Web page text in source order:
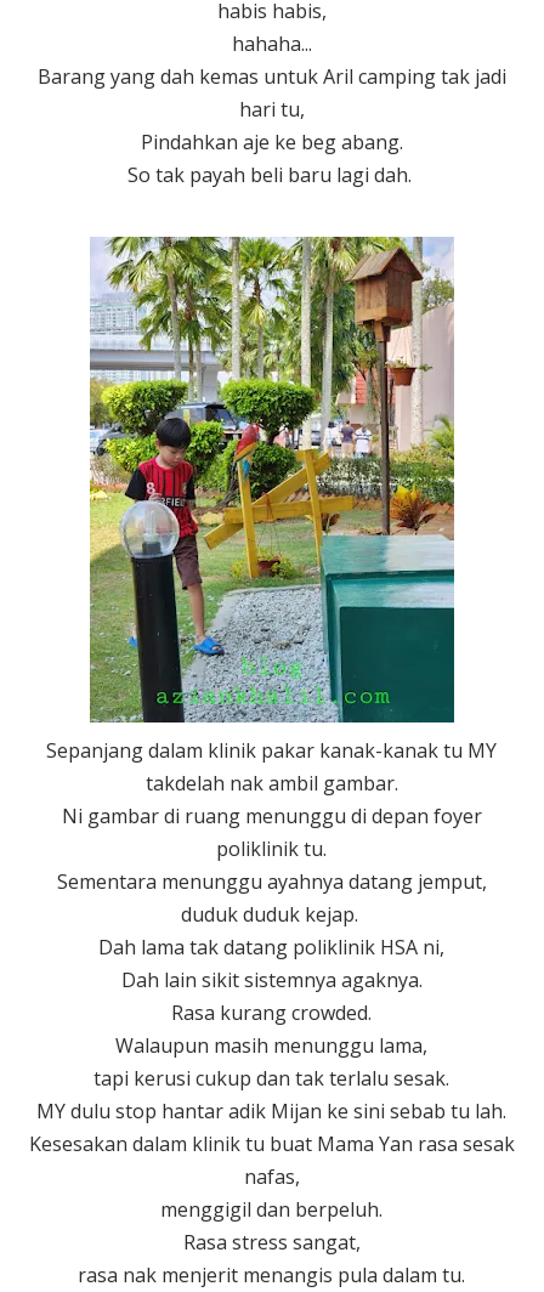
habis habis,
hahaha...
Barang yang dah kemas untuk Aril camping tak jadi
hari tu,
Pindahkan aje ke beg abang.
So tak payah beli baru lagi dah.
Sepanjang dalam klinik pakar kanak-kanak tu MY
takdelah nak ambil gambar.
Ni gambar di ruang menunggu di depan foyer
poliklinik tu.
Sementara menunggu ayahnya datang jemput,
duduk duduk kejap.
Dah lama tak datang poliklinik HSA ni,
Dah lain sikit sistemnya agaknya.
Rasa kurang crowded.
Walaupun masih menunggu lama,
tapi kerusi cukup dan tak terlalu sesak.
MY dulu stop hantar adik Mijan ke sini sebab tu lah.
Kesesakan dalam klinik tu buat Mama Yan rasa sesak
nafas,
menggigil dan berpeluh.
Rasa stress sangat,
rasa nak menjerit menangis pula dalam tu.